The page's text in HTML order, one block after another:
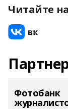
Читайте
Фотобанк